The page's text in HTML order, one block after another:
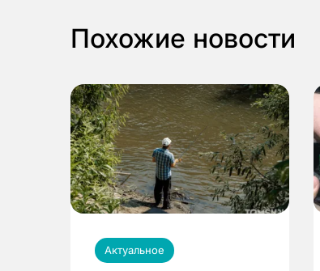
Похожие новости
Актуальное